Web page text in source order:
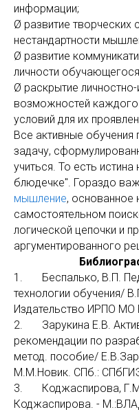
информации;
Ø развитие творческих
нестандартности
Ø развитие
личности
Ø раскрытие
возможностей
условий для их
Все активные
задачу,
учиться. То есть
блюдечке". Гораздо
мышление, основанное
самостоятельном
логической цепочки и
аргументированного
1. Беспалько, В.П.
технологии обучения/
Издательство ИРПО МО
2. Зарукина Е.В.
рекомендации по
метод. пособие/
М.М.Новик. СПб.:
3. Коджаспирова,
Коджаспирова. -